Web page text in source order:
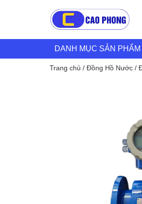
DANH MỤC SẢN PHẨM
Trang chủ / Đồng Hồ Nước /